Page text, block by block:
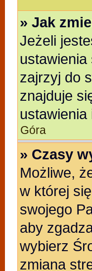
» Jak
Jeżeli
zajrzyj do
znajduje
ustawienia
Góra
» Czasy
Możliwe,
w której
swojego
aby
wybierz
zmiana